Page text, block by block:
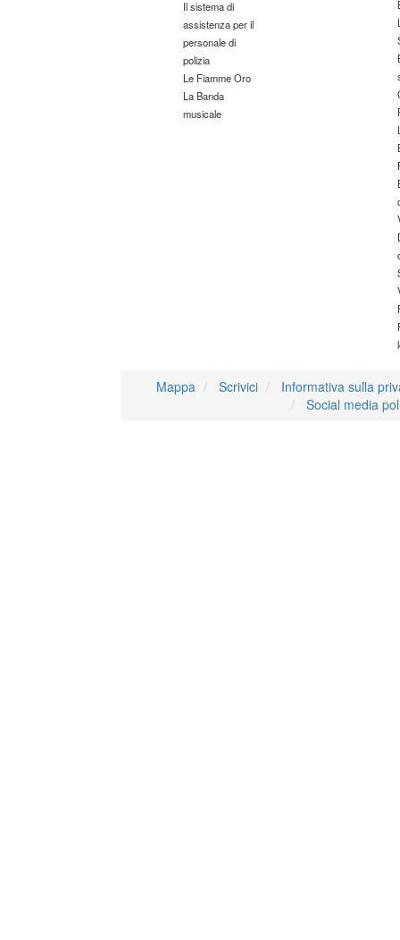
Il sistema di
assistenza per il
personale di
polizia
Le Fiamme Oro
La Banda
musicale
Mappa Scrivici
Informativa sulla
Social media